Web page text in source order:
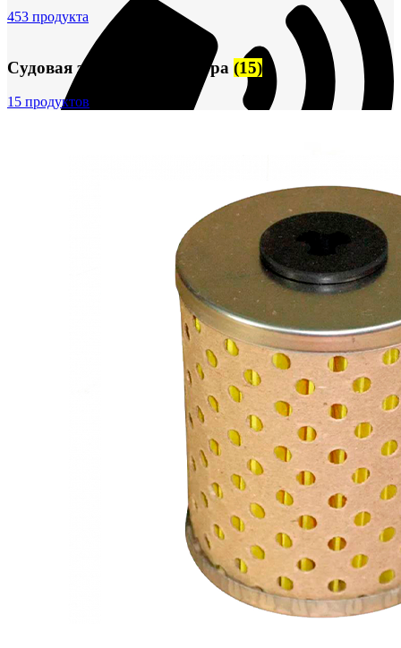
453 продукта
Судовая запорная арматура (15)
15 продуктов